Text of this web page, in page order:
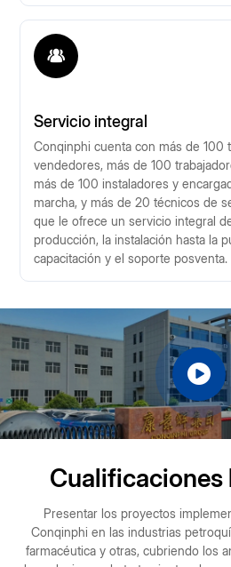
Servicio integral
Conqinphi cuenta con más de 100
vendedores, más de 100
más de 100 instaladores y
marcha, y más de 20 técnicos de
que le ofrece un servicio integral
producción, la instalación hasta la
capacitación y el soporte posventa.
Cualificaciones
Presentar los proyectos
Conqinphi en las industrias
farmacéutica y otras, cubriendo los